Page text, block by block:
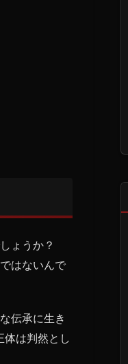
ょうか？
はないんで
伝承に生き
は判然とし